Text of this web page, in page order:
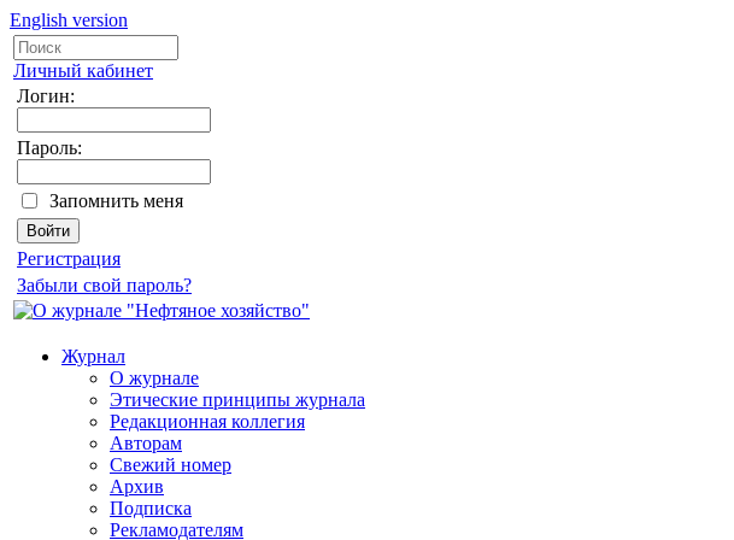
English version
Личный кабинет
Логин:
Пароль:
Запомнить меня
Регистрация
Забыли свой пароль?
Журнал
О журнале
Этические принципы журнала
Редакционная коллегия
Авторам
Свежий номер
Архив
Подписка
Рекламодателям